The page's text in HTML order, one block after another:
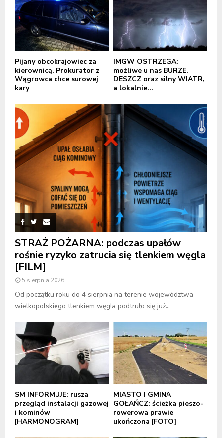
Pijany obcokrajowiec za
kierownicą. Prokurator z
Wągrowca chce surowej
kary
IMGW OSTRZEGA:
możliwe u nas BURZE,
DESZCZ oraz silny WIATR,
a lokalnie...
STRAŻ POŻARNA: podczas upałów
rośnie ryzyko zatrucia się tlenkiem węgla
[FILM]
5 sierpnia 2026
Od początku roku do 4 sierpnia na terenie województwa
wielkopolskiego tlenkiem węgla podtruło się już...
SM INFORMUJE: rusza
przegląd instalacji gazowej
i kominów
[HARMONOGRAM]
MIASTO I GMINA
GOŁAŃCZ: ścieżka pieszo-
rowerowa prawie
ukończona [FOTO]